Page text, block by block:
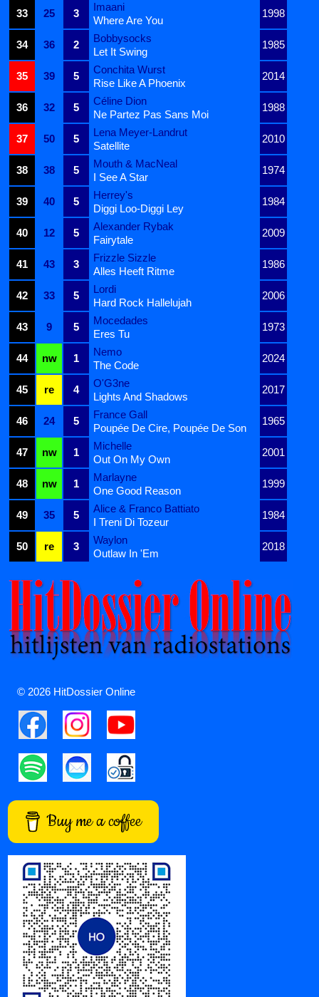
33
25 3
Imaani
1998
Where Are You
34
36 2
Bobbysocks
1985
Let It Swing
35
39 5
Conchita Wurst
2014
Rise Like A Phoenix
36
32 5
Céline Dion
1988
Ne Partez Pas Sans Moi
37
50 5
Lena Meyer-Landrut
2010
Satellite
38
38 5
Mouth & MacNeal
1974
I See A Star
39
40 5
Herrey's
1984
Diggi Loo-Diggi Ley
40
12 5
Alexander Rybak
2009
Fairytale
41
43 3
Frizzle Sizzle
1986
Alles Heeft Ritme
42
33 5
Lordi
2006
Hard Rock Hallelujah
43
9 5
Mocedades
1973
Eres Tu
44
nw 1
Nemo
2024
The Code
45
re 4
O'G3ne
2017
Lights And Shadows
46
24 5
France Gall
1965
Poupée De Cire, Poupée De Son
47
nw 1
Michelle
2001
Out On My Own
48
nw 1
Marlayne
1999
One Good Reason
49
35 5
Alice & Franco Battiato
1984
I Treni Di Tozeur
50
re 3
Waylon
2018
Outlaw In 'Em
© 2026 HitDossier Online
Buy me a coffee